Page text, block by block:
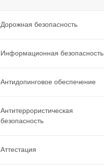
Дорожная безопасность
Информационная безопасность
Антидопинговое обеспечение
Антитеррористическая
безопасность
Аттестация